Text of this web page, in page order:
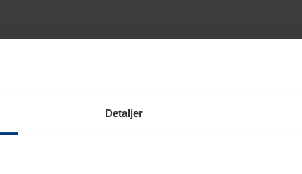
Detaljer